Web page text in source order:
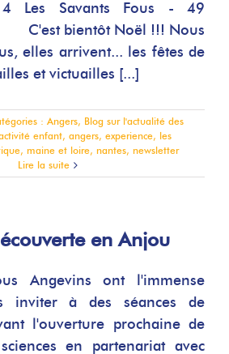
4 Les Savants Fous - 49
C'est bientôt Noël !!! Nous
elles arrivent... les fêtes de
et victuailles [...]
: Angers, Blog sur l'actualité des
enfant, angers, experience, les
, maine et loire, nantes, newsletter
Lire la suite
en Anjou
Angevins ont l'immense
inviter à des séances de
l'ouverture prochaine de
en partenariat avec